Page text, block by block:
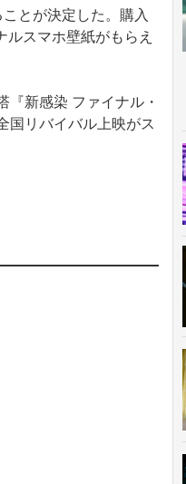
とが決定した。購入
スマホ壁紙がもらえ
新感染 ファイナル・
国リバイバル上映がス